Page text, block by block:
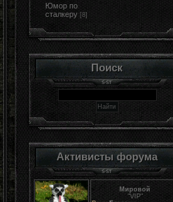
Юмор по
сталкеру [8]
Поиск
Активисты форума
Мировой
"VIP"